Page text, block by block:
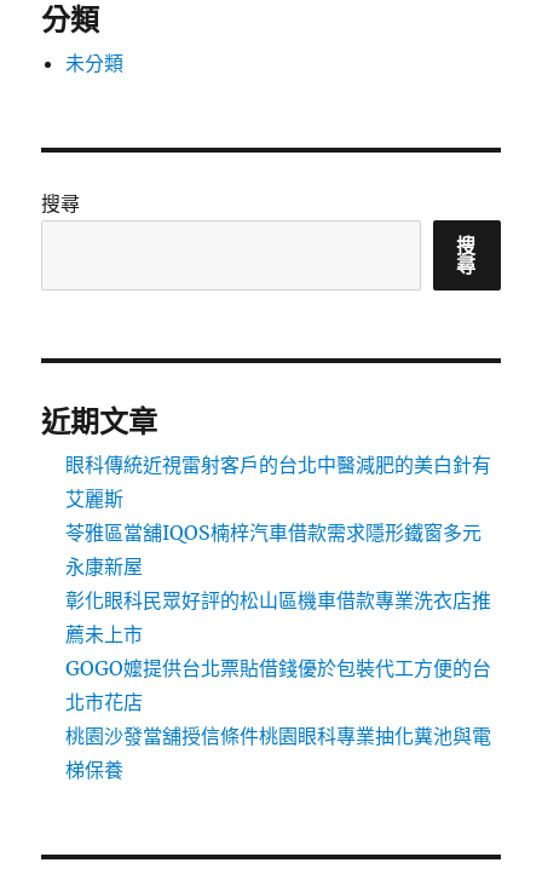
分類
未分類
搜尋
搜
尋
近期文章
眼科傳統近視雷射客戶的台北中醫減肥的美白針有
艾麗斯
苓雅區當舖IQOS楠梓汽車借款需求隱形鐵窗多元
永康新屋
彰化眼科民眾好評的松山區機車借款專業洗衣店推
薦未上市
GOGO嬤提供台北票貼借錢優於包裝代工方便的台
北市花店
桃園沙發當舖授信條件桃園眼科專業抽化糞池與電
梯保養